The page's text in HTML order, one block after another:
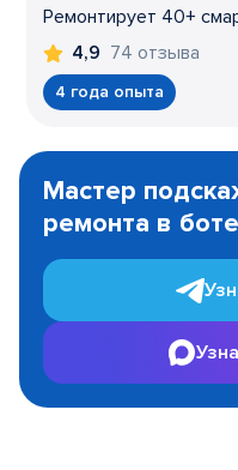
Ремонтирует 40+
4,9 74 отзыва
4 года опыта
1
Мастер
ремонта в